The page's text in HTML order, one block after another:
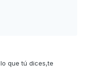
que tú dices,te